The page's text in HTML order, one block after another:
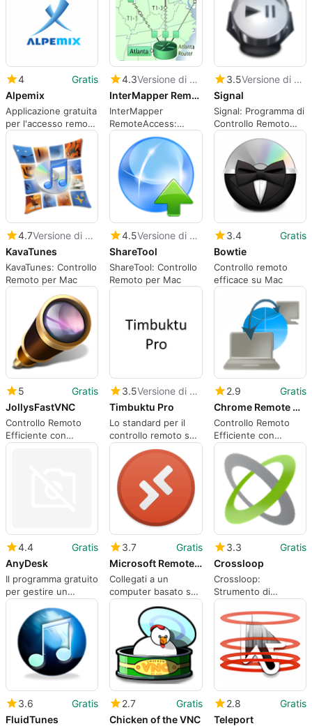
4
Gratis
Alpemix
Applicazione gratuita
per l'accesso remoto
e la condivisione del
desktop
4.3
Versione di prova
InterMapper RemoteAccess
InterMapper
RemoteAccess:
Controllo Remoto
Efficiente
3.5
Versione di prova
Signal
Signal: Programma di
Controllo Remoto
per Mac
4.7
Versione di prova
KavaTunes
KavaTunes: Controllo
Remoto per Mac
4.5
Versione di prova
ShareTool
ShareTool: Controllo
Remoto per Mac
3.4
Gratis
Bowtie
Controllo remoto
efficace su Mac
5
Gratis
JollysFastVNC
Controllo Remoto
Efficiente con
JollysFastVNC
3.5
Versione di prova
Timbuktu Pro
Lo standard per il
controllo remoto su
Mac OS
2.9
Gratis
Chrome Remote Desktop
Controllo Remoto
Efficiente con
Chrome Remote
Desktop
4.4
Gratis
AnyDesk
Il programma gratuito
per gestire un
desktop da remoto
3.7
Gratis
Microsoft Remote Desktop Connection
Collegati a un
computer basato su
Windows dal tuo
3.3
Gratis
Crossloop
Crossloop:
Strumento di
comunicazione
sociale gratuito
3.6
Gratis
FluidTunes
2.7
Gratis
Chicken of the VNC
2.8
Gratis
Teleport